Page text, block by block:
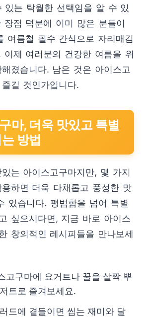
있는 탁월한 선택임을 알 수 있
장점 덕분에 이미 많은 분들이
여름철 필수 간식으로 자리매김
이제 여러분의 건강한 여름을 위
졌습니다. 남은 것은 아이스고
길 것인가입니다.
마, 더욱 맛있고 특별
방법
는 아이스고구마지만, 몇 가지
하면 더욱 다채롭고 풍성한 맛
있습니다. 평범함을 넘어 특별
싶으시다면, 지금 바로 아이스
창의적인 레시피들을 만나보세
고구마에 요거트나 꿀을 살짝 뿌
트로 즐겨보세요.
드에 곁들이면 씹는 재미와 달